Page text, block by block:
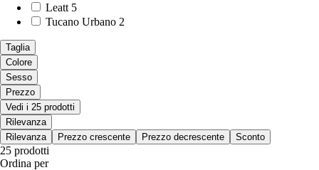
Leatt 5
Tucano Urbano 2
Taglia
Colore
Sesso
Prezzo
Vedi i 25 prodotti
Rilevanza
Rilevanza
Prezzo crescente Prezzo decrescente Sconto
25 prodotti
Ordina per